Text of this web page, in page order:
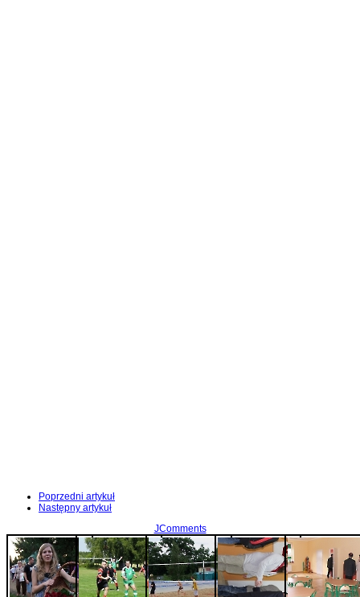
Poprzedni artykuł
Następny artykuł
JComments